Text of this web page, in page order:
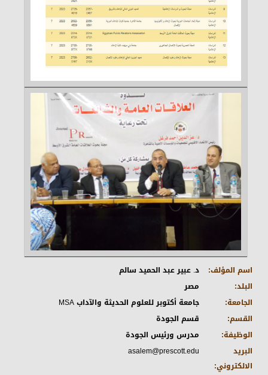
اسم المؤلف:
د. عبير عبد الحميد سالم
البلد:
مصر
الجامعة:
جامعة أكتوبر للعلوم الحديثة والآداب MSA
القسم:
قسم الجودة
الوظيفة:
مدرس ورئيس الجودة
البريد
الالكتروني:
asalem@prescott.edu